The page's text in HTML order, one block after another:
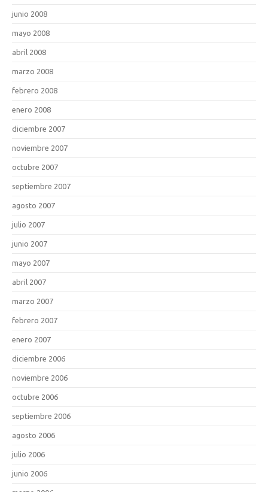
junio 2008
mayo 2008
abril 2008
marzo 2008
febrero 2008
enero 2008
diciembre 2007
noviembre 2007
octubre 2007
septiembre 2007
agosto 2007
julio 2007
junio 2007
mayo 2007
abril 2007
marzo 2007
febrero 2007
enero 2007
diciembre 2006
noviembre 2006
octubre 2006
septiembre 2006
agosto 2006
julio 2006
junio 2006